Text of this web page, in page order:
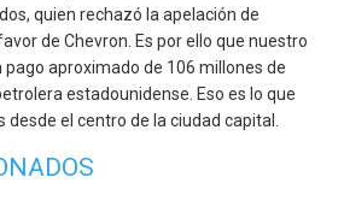
quien rechazó la apelación de
de Chevron. Es por ello que nuestro
aproximado de 106 millones de
estadounidense. Eso es lo que
el centro de la ciudad capital.